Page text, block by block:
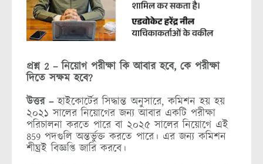
প্রশ্ন 2 – নিয়োগ পরীক্ষা কি আবার হবে, কে পরীক্ষা
দিতে সক্ষম হবে?
উত্তর –হাইকোর্টের সিদ্ধান্ত অনুসারে, কমিশন হয় হয়
২০২১ সালের নিয়োগের জন্য আবার একটি পরীক্ষা
পরিচালনা করতে পারে বা ২০২৫ সালের নিয়োগে এই
859 পদগুলি অন্তর্ভুক্ত করতে পারে। এর জন্য কমিশন
শীঘ্রই বিজ্ঞপ্তি জারি করবে।